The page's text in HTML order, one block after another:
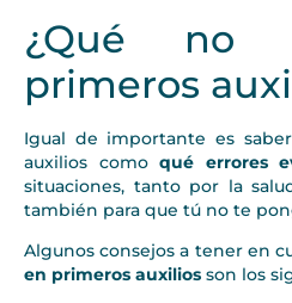
¿Qué no
primeros
Igual de importante es
auxilios comoqué errores
situaciones, tanto por la
también para que tú no te
Algunos consejos a tener en
en primeros auxilios son los